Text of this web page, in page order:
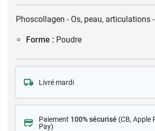
Phoscollagen - Os, peau, articulations
Forme : Poudre
Livré mardi
Paiement 100% sécurisé (CB, Apple
Pay)